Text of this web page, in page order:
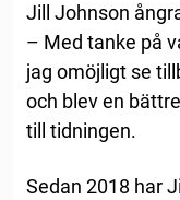
Jill Johnson
– Med tanke på
jag omöjligt se
och blev en
till tidningen.
Sedan 2018 har